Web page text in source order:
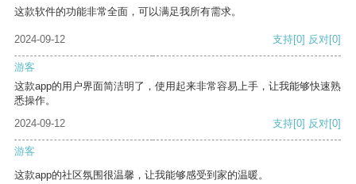
这款软件的功能非常全面，可以满足我所有需求。
2024-09-12 支持[0] 反对[0]
游客
这款app的用户界面简洁明了，使用起来非常容易上手，让我能够快速熟
悉操作。
2024-09-12
支持[0] 反对[0]
游客
这款app的社区氛围很温馨，让我能够感受到家的温暖。